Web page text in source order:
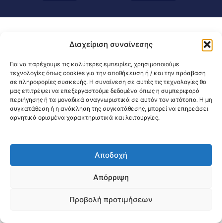
Διαχείριση συναίνεσης
Για να παρέχουμε τις καλύτερες εμπειρίες, χρησιμοποιούμε
τεχνολογίες όπως cookies για την αποθήκευση ή / και την πρόσβαση
σε πληροφορίες συσκευής. Η συναίνεση σε αυτές τις τεχνολογίες θα
μας επιτρέψει να επεξεργαστούμε δεδομένα όπως η συμπεριφορά
περιήγησης ή τα μοναδικά αναγνωριστικά σε αυτόν τον ιστότοπο. Η μη
συγκατάθεση ή η ανάκληση της συγκατάθεσης, μπορεί να επηρεάσει
αρνητικά ορισμένα χαρακτηριστικά και λειτουργίες.
Αποδοχή
Απόρριψη
Προβολή προτιμήσεων